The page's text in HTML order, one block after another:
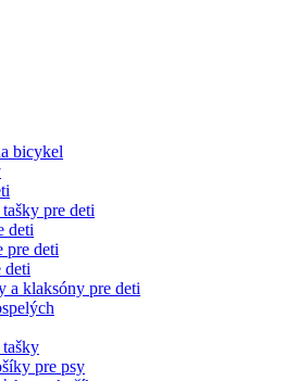
bicykel
pre deti
deti
pre deti
deti
a klaksóny pre deti
pre psy